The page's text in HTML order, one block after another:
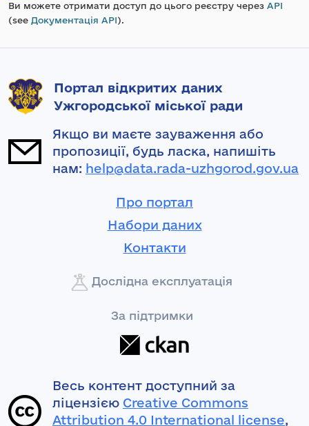
Ви можете отримати доступ до цього реєстру через API
(see Документація API).
Портал відкритих даних
Ужгородської міської ради
Якщо ви маєте зауваження або
пропозиції, будь ласка, напишіть
нам: help@data.rada-uzhgorod.gov.ua
Про портал
Набори даних
Контакти
Дослідна експлуатація
За підтримки
Весь контент доступний за
ліцензією Creative Commons
Attribution 4.0 International license,